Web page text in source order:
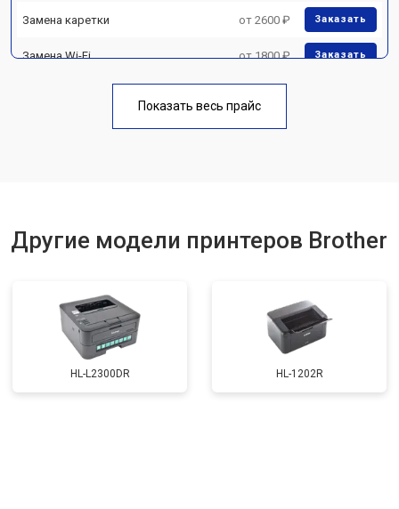
Замена каретки от 2600 ₽ Заказать
Замена Wi-Fi от 1800 ₽ Заказать
от 2600 ₽
Показать весь прайс
Другие модели принтеров Brother
HL-L2300DR HL-1202R